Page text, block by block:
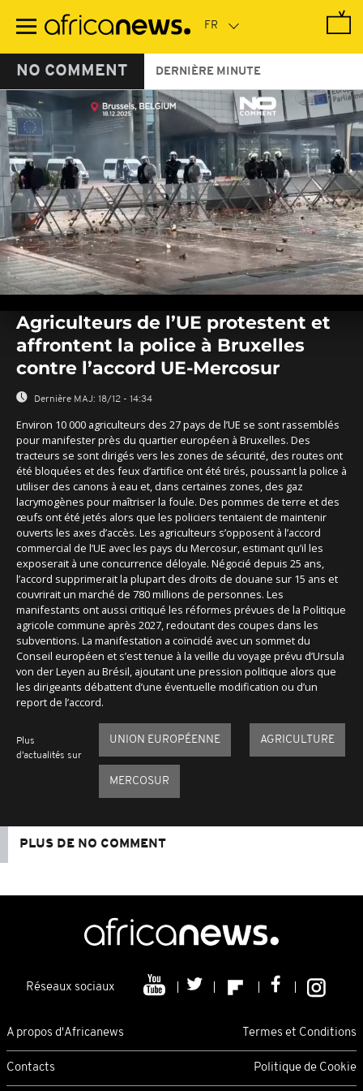
contenu
NO COMMENT DERNIÈRE MINUTE
seconds
seconds
Agriculteurs de l’UE protestent et
affrontent la police à Bruxelles
contre l’accord UE-Mercosur
Dernière MAJ: 18/12 - 14:34
Environ 10 000 agriculteurs des 27 pays de l’UE se sont rassemblés
pour manifester près du quartier européen à Bruxelles. Des
tracteurs se sont dirigés vers les zones de sécurité, des routes ont
été bloquées et des feux d’artifice ont été tirés, poussant la police à
utiliser des canons à eau et, dans certaines zones, des gaz
lacrymogènes pour maîtriser la foule. Des pommes de terre et des
œufs ont été jetés alors que les policiers tentaient de maintenir
ouverts les axes d’accès. Les agriculteurs s’opposent à l’accord
commercial de l’UE avec les pays du Mercosur, estimant qu’il les
exposerait à une concurrence déloyale. Négocié depuis 25 ans,
l’accord supprimerait la plupart des droits de douane sur 15 ans et
couvrirait un marché de 780 millions de personnes. Les
manifestants ont aussi critiqué les réformes prévues de la Politique
agricole commune après 2027, redoutant des coupes dans les
subventions. La manifestation a coïncidé avec un sommet du
Conseil européen et s’est tenue à la veille du voyage prévu d’Ursula
von der Leyen au Brésil, ajoutant une pression politique alors que
les dirigeants débattent d’une éventuelle modification ou d’un
report de l’accord.
Plus
d'actualités sur
UNION EUROPÉENNE AGRICULTURE
MERCOSUR
PLUS DE NO COMMENT
Réseaux sociaux
A propos d'Africanews Termes et Conditions
Contacts Politique de Cookie